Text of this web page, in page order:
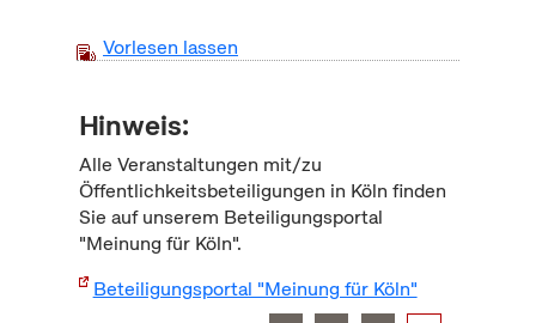
Vorlesen lassen
Hinweis:
Alle Veranstaltungen mit/zu
Öffentlichkeitsbeteiligungen in Köln finden
Sie auf unserem Beteiligungsportal
"Meinung für Köln".
Beteiligungsportal "Meinung für Köln"